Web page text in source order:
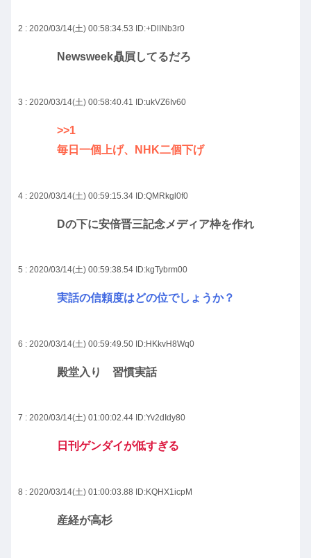
2 : 2020/03/14(土) 00:58:34.53 ID:+DlINb3r0
Newsweek贔屓してるだろ
3 : 2020/03/14(土) 00:58:40.41 ID:ukVZ6Iv60
>>1
毎日一個上げ、NHK二個下げ
4 : 2020/03/14(土) 00:59:15.34 ID:QMRkgl0f0
Dの下に安倍晋三記念メディア枠を作れ
5 : 2020/03/14(土) 00:59:38.54 ID:kgTybrm00
実話の信頼度はどの位でしょうか？
6 : 2020/03/14(土) 00:59:49.50 ID:HKkvH8Wq0
殿堂入り 習慣実話
7 : 2020/03/14(土) 01:00:02.44 ID:Yv2dIdy80
日刊ゲンダイが低すぎる
8 : 2020/03/14(土) 01:00:03.88 ID:KQHX1icpM
産経が高杉